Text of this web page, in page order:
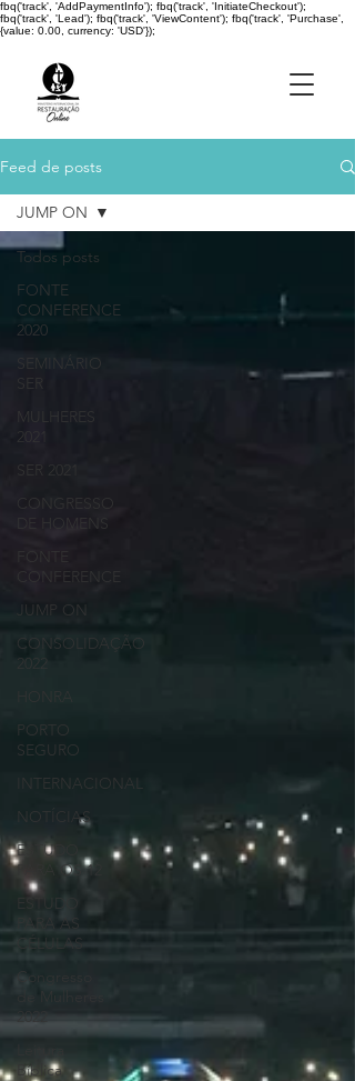
fbq('track', 'AddPaymentInfo'); fbq('track', 'InitiateCheckout');
fbq('track', 'Lead'); fbq('track', 'ViewContent'); fbq('track', 'Purchase',
{value: 0.00, currency: 'USD'});
Feed de posts
Todos posts
FONTE
CONFERENCE
2020
SEMINÁRIO
MULHERES
2021
CONGRESSO
DE HOMENS
CONFERENCE
JUMP ON
CONSOLIDAÇÃO
2022
PORTO
SEGURO
INTERNACIONAL
NOTÍCIAS
ESTUDO
PARA OS 12
ESTUDO
PARA AS
CÉLULAS
Congresso
2022
Bíblica
JUMP ON